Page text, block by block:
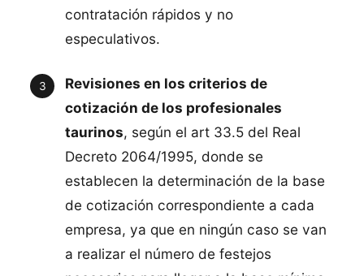
contratación rápidos y no
especulativos.
Revisiones en los criterios de
cotización de los profesionales
taurinos, según el art 33.5 del Real
Decreto 2064/1995, donde se
establecen la determinación de la base
de cotización correspondiente a cada
empresa, ya que en ningún caso se van
a realizar el número de festejos